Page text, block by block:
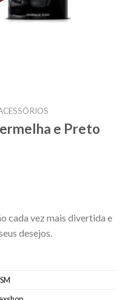
e Preto
cada vez mais divertida e
desejos.